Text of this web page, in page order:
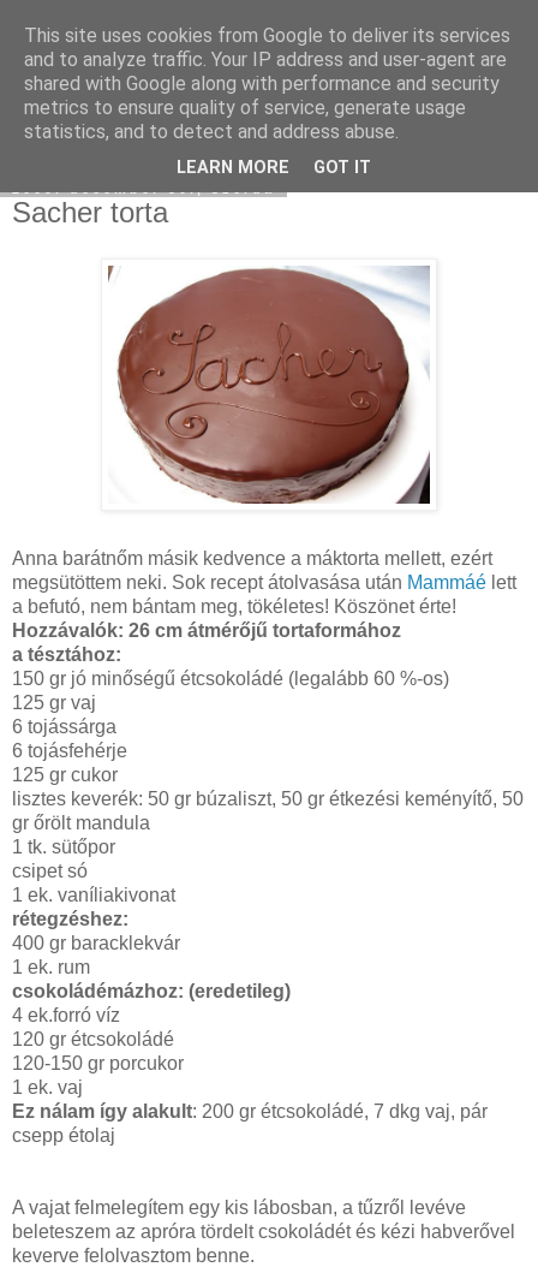
Moha Konyha
Sacher torta
Anna barátnőm másik kedvence a máktorta mellett, ezért
megsütöttem neki. Sok recept átolvasása után Mammáé lett
a befutó, nem bántam meg, tökéletes! Köszönet érte!
Hozzávalók: 26 cm átmérőjű tortaformához
a tésztához:
150 gr jó minőségű étcsokoládé (legalább 60 %-os)
125 gr vaj
6 tojássárga
6 tojásfehérje
125 gr cukor
lisztes keverék: 50 gr búzaliszt, 50 gr étkezési keményítő, 50
gr őrölt mandula
1 tk. sütőpor
csipet só
1 ek. vaníliakivonat
rétegzéshez:
400 gr baracklekvár
1 ek. rum
csokoládémázhoz: (eredetileg)
4 ek.forró víz
120 gr étcsokoládé
120-150 gr porcukor
1 ek. vaj
Ez nálam így alakult: 200 gr étcsokoládé, 7 dkg vaj, pár
csepp étolaj
A vajat felmelegítem egy kis lábosban, a tűzről levéve
beleteszem az apróra tördelt csokoládét és kézi habverővel
keverve felolvasztom benne.
This site uses cookies from Google to deliver its services
and to analyze traffic. Your IP address and user-agent are
shared with Google along with performance and security
metrics to ensure quality of service, generate usage
statistics, and to detect and address abuse.
LEARN MORE GOT IT